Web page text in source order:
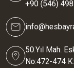
+90 (546)
50.Yıl Mah.
No:472-474